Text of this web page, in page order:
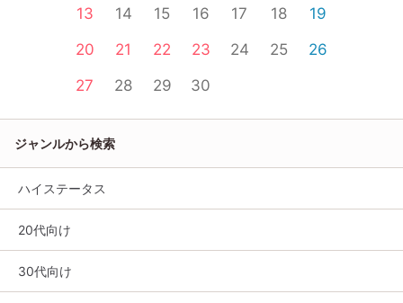
13
14 15 16 17 18
19
20
21 22 23 24 25
26
27
28 29 30
ジャンルから検索
ハイステータス
20代向け
30代向け